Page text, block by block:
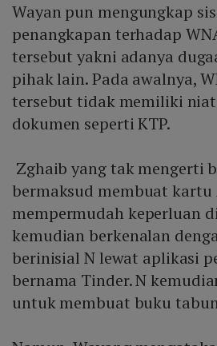
Wayan pun mengungkap
penangkapan terhadap
tersebut yakni adanya
pihak lain. Pada awalnya,
tersebut tidak memiliki
dokumen seperti KTP.
Zghaib yang tak mengerti
bermaksud membuat kartu
mempermudah keperluan
kemudian berkenalan
berinisial N lewat aplikasi
bernama Tinder. N
untuk membuat buku